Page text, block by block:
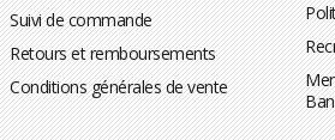
Suivi de commande
Retours et remboursements
Conditions générales de vente